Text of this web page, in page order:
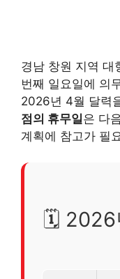
경남 창원 지역 대
번째 일요일에 의
2026년 4월 달력
점의 휴무일은 다
계획에 참고가 필
🗓️ 2026